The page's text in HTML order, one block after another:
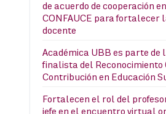
de acuerdo de cooperación
CONFAUCE para fortalecer
docente
Académica UBB es parte de
finalista del Reconocimiento
Contribución en Educación
Fortalecen el rol del
jefe en el encuentro virtual